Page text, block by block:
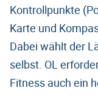
Kontrollpunkte
Karte und
Dabei wählt der
selbst. OL
Fitness auch ein